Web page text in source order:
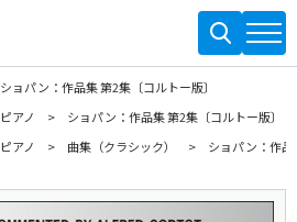
ショパン：作品集 第2集〔コルトー版〕
ピアノ
ショパン：作品集 第2集〔コルトー版〕
ピアノ 曲集（クラシック） ショパン：作